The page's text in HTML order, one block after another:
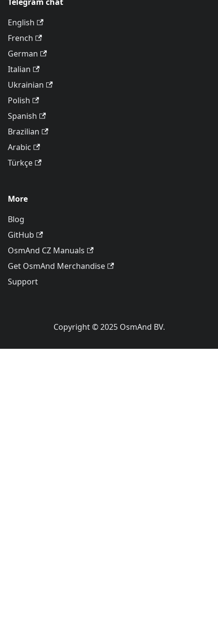
English
French
German
Italian
Ukrainian
Polish
Spanish
Brazilian
Arabic
Türkçe
More
Blog
GitHub
OsmAnd CZ Manuals
Get OsmAnd Merchandise
Support
Copyright © 2025 OsmAnd BV.